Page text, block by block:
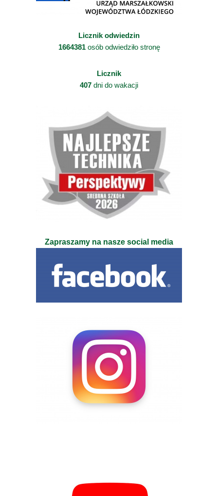
Licznik odwiedzin
1664381osób odwiedziło stronę
Licznik
407 dni do wakacji
Zapraszamy na nasze social media